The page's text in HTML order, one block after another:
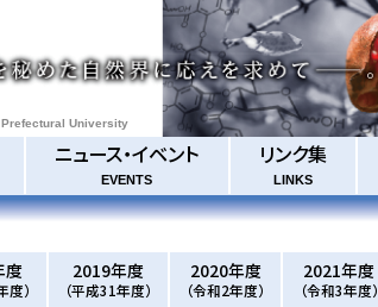
University
ニュース・イベント
EVENTS
リンク集
LINKS
度
度）
2019年度
（平成31年度）
2020年度
（令和2年度）
2021年度
（令和3年度）